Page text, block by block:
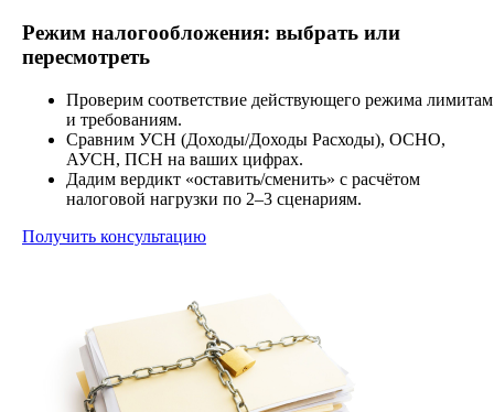
Режим налогообложения: выбрать или
пересмотреть
Проверим соответствие действующего режима лимитам
и требованиям.
Сравним УСН (Доходы/Доходы Расходы), ОСНО,
АУСН, ПСН на ваших цифрах.
Дадим вердикт «оставить/сменить» с расчётом
налоговой нагрузки по 2–3 сценариям.
Получить консультацию